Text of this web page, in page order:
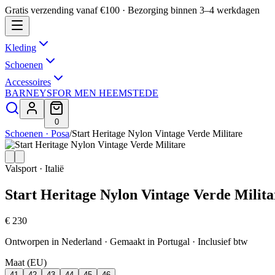
Gratis verzending vanaf €100 · Bezorging binnen 3–4 werkdagen
Kleding
Schoenen
Accessoires
BARNEYSFOR MEN HEEMSTEDE
0
Schoenen · Posa/Start Heritage Nylon Vintage Verde Militare
Valsport · Italië
Start Heritage Nylon Vintage Verde
€ 230
Ontworpen in Nederland · Gemaakt in Portugal · Inclusief btw
Maat (EU)